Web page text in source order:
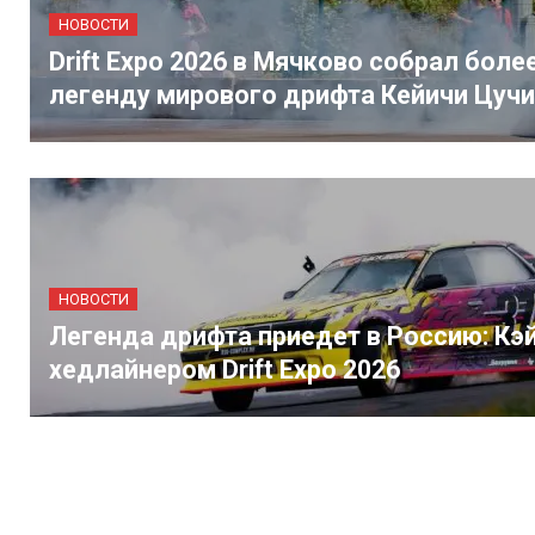
НОВОСТИ
Drift Expo 2026 в Мячково собрал
легенду мирового дрифта Кейичи
НОВОСТИ
Легенда дрифта приедет в Россию:
хедлайнером Drift Expo 2026